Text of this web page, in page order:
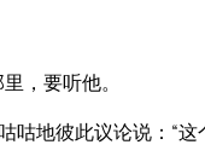
，要听他。
地彼此议论说：“这